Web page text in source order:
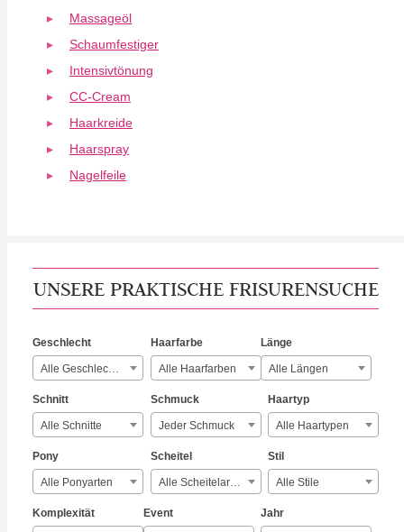
Massageöl
Schaumfestiger
Intensivtönung
CC-Cream
Haarkreide
Haarspray
Nagelfeile
UNSERE PRAKTISCHE FRISURENSUCHE
Geschlecht
Alle Geschlechter
Haarfarbe
Alle Haarfarben
Länge
Alle Längen
Schnitt
Alle Schnitte
Schmuck
Jeder Schmuck
Haartyp
Alle Haartypen
Pony
Alle Ponyarten
Scheitel
Alle Scheitelarten
Stil
Alle Stile
Komplexität Event Jahr